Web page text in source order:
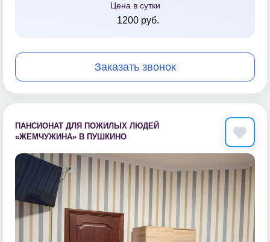
Цена в сутки
1200 руб.
Заказать звонок
ПАНСИОНАТ ДЛЯ ПОЖИЛЫХ ЛЮДЕЙ
«ЖЕМЧУЖИНА» В ПУШКИНО